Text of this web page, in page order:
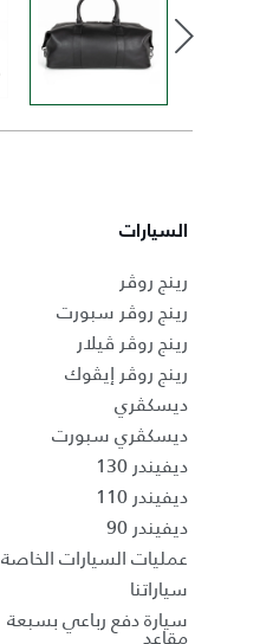
السيارات
رينج روڤر
رينج روڤر سبورت
رينج روڤر ڤيلار
رينج روڤر إيڤوك
ديسكڤري
ديسكڤري سبورت
ديفيندر 130
ديفيندر 110
ديفيندر 90
عمليات السيارات الخاصة
سياراتنا
سيارة دفع رباعي بسبعة
مقاعد